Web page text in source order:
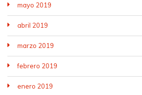
mayo 2019
abril 2019
marzo 2019
febrero 2019
enero 2019